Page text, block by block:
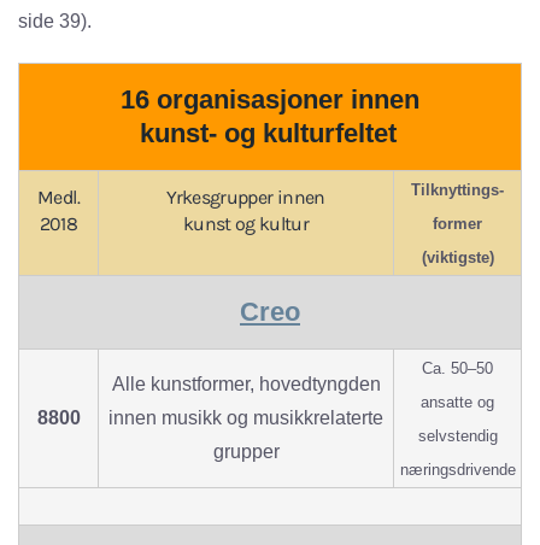
side 39).
16 organisasjoner innen
kunst- og kulturfeltet
Medl.
2018
Yrkesgrupper innen
kunst og kultur
Tilknyttings-
former
(viktigste)
Creo
8800
Alle kunstformer, hovedtyngden
innen musikk og musikkrelaterte
grupper
Ca. 50–50
ansatte og
selvstendig
næringsdrivende